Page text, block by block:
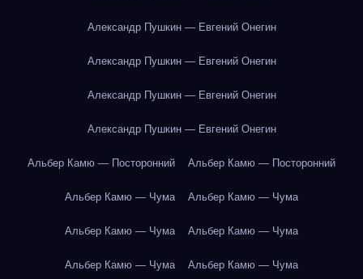
Александр Пушкин — Евгений Онегин
Александр Пушкин — Евгений Онегин
Александр Пушкин — Евгений Онегин
Александр Пушкин — Евгений Онегин
Альбер Камю — Посторонний Альбер Камю — Посторонний
Альбер Камю — Чума Альбер Камю — Чума
Альбер Камю — Чума Альбер Камю — Чума
Альбер Камю — Чума Альбер Камю — Чума